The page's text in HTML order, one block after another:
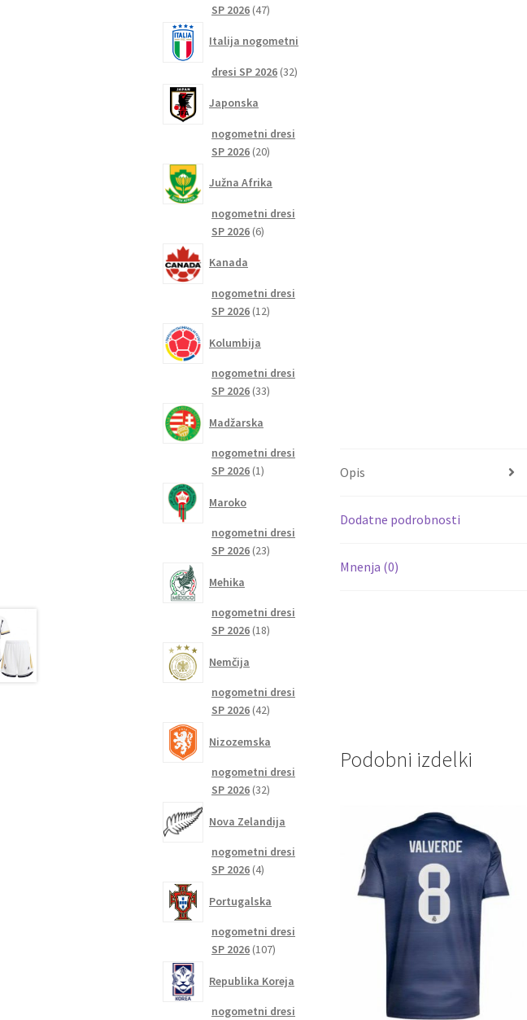
Opis
Dodatne podrobnosti
Mnenja (0)
Podobni izdelki
SP 2026 4747
Italija nogometni
dresi SP 2026 3232
Japonska
nogometni dresi
SP 2026 2020
Južna Afrika
nogometni dresi
SP 2026 66
Kanada
nogometni dresi
SP 2026 1212
Kolumbija
nogometni dresi
SP 2026 3333
Madžarska
nogometni dresi
SP 2026 11
Maroko
nogometni dresi
SP 2026 2323
Mehika
nogometni dresi
SP 2026 1818
Nemčija
nogometni dresi
SP 2026 4242
Nizozemska
nogometni dresi
SP 2026 3232
Nova Zelandija
nogometni dresi
SP 2026 44
Portugalska
nogometni dresi
SP 2026 107107
Republika Koreja
nogometni dresi